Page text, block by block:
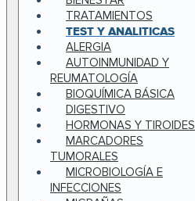
TRATAMIENTOS
TEST Y ANALITICAS
ALERGIA
AUTOINMUNIDAD Y
REUMATOLOGÍA
BIOQUÍMICA BÁSICA
DIGESTIVO
HORMONAS Y TIROIDES
MARCADORES
TUMORALES
MICROBIOLOGÍA E
INFECCIONES